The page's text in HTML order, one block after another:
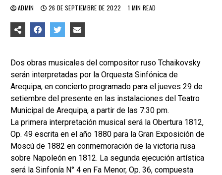
ADMIN 26 DE SEPTIEMBRE DE 2022 1 MIN READ
Dos obras musicales del compositor ruso Tchaikovsky
serán interpretadas por la Orquesta Sinfónica de
Arequipa, en concierto programado para el jueves 29 de
setiembre del presente en las instalaciones del Teatro
Municipal de Arequipa, a partir de las 7:30 pm.
La primera interpretación musical será la Obertura 1812,
Op. 49 escrita en el año 1880 para la Gran Exposición de
Moscú de 1882 en conmemoración de la victoria rusa
sobre Napoleón en 1812. La segunda ejecución artística
será la Sinfonía N° 4 en Fa Menor, Op. 36, compuesta